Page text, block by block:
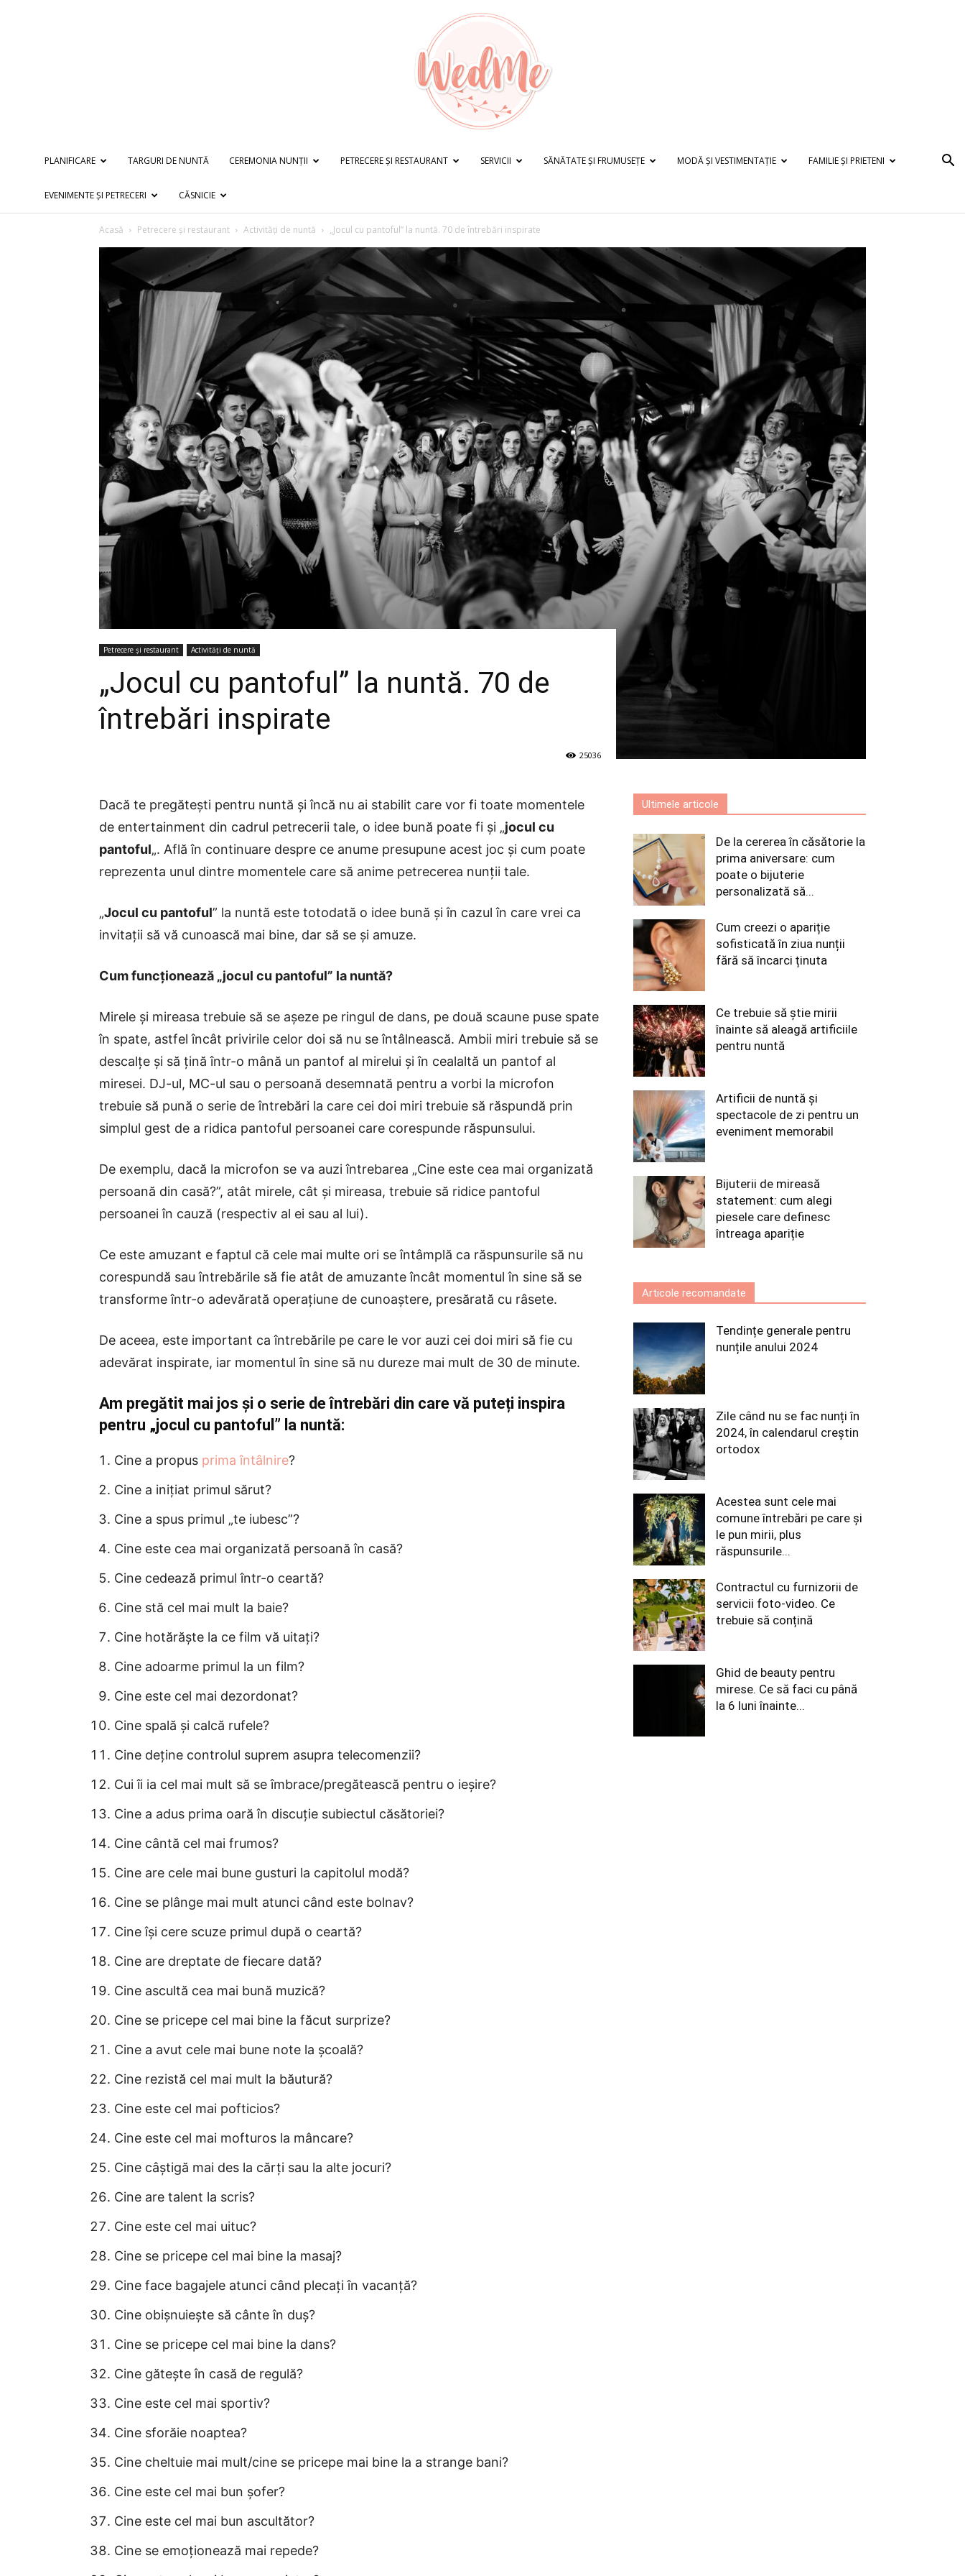
PLANIFICARE TARGURI DE NUNTĂ CEREMONIA NUNȚII PETRECERE ȘI RESTAURANT SERVICII SĂNĂTATE ȘI FRUMUSEȚE MODĂ ȘI VESTIMENTAȚIE FAMILIE ȘI PRIETENI
EVENIMENTE ȘI PETRECERI CĂSNICIE
Acasă Petrecere și restaurant Activități de nuntă „Jocul cu pantoful” la nuntă. 70 de întrebări inspirate
Petrecere și restaurant Activități de nuntă
„Jocul cu pantoful” la nuntă. 70 de
întrebări inspirate
25036
Dacă te pregătești pentru nuntă și încă nu ai stabilit care vor fi toate momentele
de entertainment din cadrul petrecerii tale, o idee bună poate fi și „jocul cu
pantoful„. Află în continuare despre ce anume presupune acest joc și cum poate
reprezenta unul dintre momentele care să anime petrecerea nunții tale.
„Jocul cu pantoful” la nuntă este totodată o idee bună și în cazul în care vrei ca
invitații să vă cunoască mai bine, dar să se și amuze.
Cum funcționează „jocul cu pantoful” la nuntă?
Mirele și mireasa trebuie să se așeze pe ringul de dans, pe două scaune puse spate
în spate, astfel încât privirile celor doi să nu se întâlnească. Ambii miri trebuie să se
descalțe și să țină într-o mână un pantof al mirelui și în cealaltă un pantof al
miresei. DJ-ul, MC-ul sau o persoană desemnată pentru a vorbi la microfon
trebuie să pună o serie de întrebări la care cei doi miri trebuie să răspundă prin
simplul gest de a ridica pantoful persoanei care corespunde răspunsului.
De exemplu, dacă la microfon se va auzi întrebarea „Cine este cea mai organizată
persoană din casă?”, atât mirele, cât și mireasa, trebuie să ridice pantoful
persoanei în cauză (respectiv al ei sau al lui).
Ce este amuzant e faptul că cele mai multe ori se întâmplă ca răspunsurile să nu
corespundă sau întrebările să fie atât de amuzante încât momentul în sine să se
transforme într-o adevărată operațiune de cunoaștere, presărată cu râsete.
De aceea, este important ca întrebările pe care le vor auzi cei doi miri să fie cu
adevărat inspirate, iar momentul în sine să nu dureze mai mult de 30 de minute.
Am pregătit mai jos și o serie de întrebări din care vă puteți inspira
pentru „jocul cu pantoful” la nuntă:
Cine a propus prima întâlnire?
Cine a inițiat primul sărut?
Cine a spus primul „te iubesc”?
Cine este cea mai organizată persoană în casă?
Cine cedează primul într-o ceartă?
Cine stă cel mai mult la baie?
Cine hotărăște la ce film vă uitați?
Cine adoarme primul la un film?
Cine este cel mai dezordonat?
Cine spală și calcă rufele?
Cine deține controlul suprem asupra telecomenzii?
Cui îi ia cel mai mult să se îmbrace/pregătească pentru o ieșire?
Cine a adus prima oară în discuție subiectul căsătoriei?
Cine cântă cel mai frumos?
Cine are cele mai bune gusturi la capitolul modă?
Cine se plânge mai mult atunci când este bolnav?
Cine își cere scuze primul după o ceartă?
Cine are dreptate de fiecare dată?
Cine ascultă cea mai bună muzică?
Cine se pricepe cel mai bine la făcut surprize?
Cine a avut cele mai bune note la școală?
Cine rezistă cel mai mult la băutură?
Cine este cel mai pofticios?
Cine este cel mai mofturos la mâncare?
Cine câștigă mai des la cărți sau la alte jocuri?
Cine are talent la scris?
Cine este cel mai uituc?
Cine se pricepe cel mai bine la masaj?
Cine face bagajele atunci când plecați în vacanță?
Cine obișnuiește să cânte în duș?
Cine se pricepe cel mai bine la dans?
Cine gătește în casă de regulă?
Cine este cel mai sportiv?
Cine sforăie noaptea?
Cine cheltuie mai mult/cine se pricepe mai bine la a strange bani?
Cine este cel mai bun șofer?
Cine este cel mai bun ascultător?
Cine se emoționează mai repede?
Ultimele articole
De la cererea în căsătorie la
prima aniversare: cum
poate o bijuterie
personalizată să...
Cum creezi o apariție
sofisticată în ziua nunții
fără să încarci ținuta
Ce trebuie să știe mirii
înainte să aleagă artificiile
pentru nuntă
Artificii de nuntă și
spectacole de zi pentru un
eveniment memorabil
Bijuterii de mireasă
statement: cum alegi
piesele care definesc
întreaga apariție
Articole recomandate
Tendințe generale pentru
nunțile anului 2024
Zile când nu se fac nunți în
2024, în calendarul creștin
ortodox
Acestea sunt cele mai
comune întrebări pe care și
le pun mirii, plus
răspunsurile...
Contractul cu furnizorii de
servicii foto-video. Ce
trebuie să conțină
Ghid de beauty pentru
mirese. Ce să faci cu până
la 6 luni înainte...